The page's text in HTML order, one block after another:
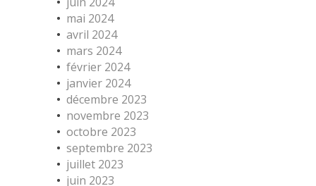
mai 2024
avril 2024
mars 2024
février 2024
janvier 2024
décembre 2023
novembre 2023
octobre 2023
septembre 2023
juillet 2023
juin 2023